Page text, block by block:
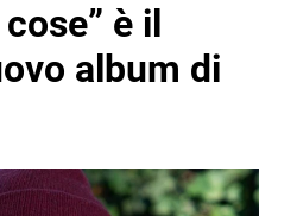
è il
album di